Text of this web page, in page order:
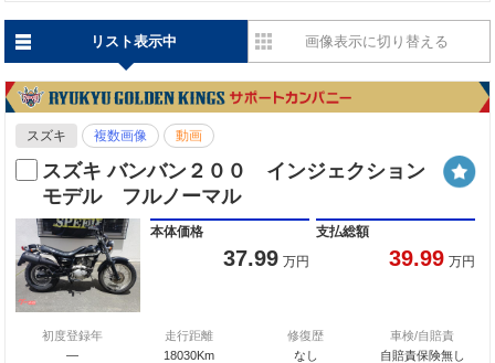
リスト表示中 画像表示に切り替える
スズキ 複数画像 動画
スズキ バンバン２００ インジェクション
モデル フルノーマル
本体価格
37.99 万円
支払総額
39.99 万円
初度登録年
―
走行距離
18030Km
修復歴
なし
車検/自賠責
自賠責保険無し